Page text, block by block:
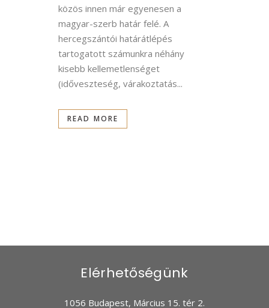
közös innen már egyenesen a
magyar-szerb határ felé. A
hercegszántói határátlépés
tartogatott számunkra néhány
kisebb kellemetlenséget
(időveszteség, várakoztatás...
READ MORE
Elérhetőségünk
1056 Budapest, Március 15. tér 2.